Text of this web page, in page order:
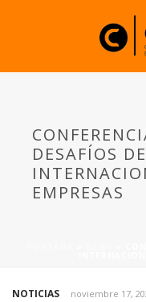
DESAFÍOS
EMPRESAS
NOTICIAS noviembre 17,